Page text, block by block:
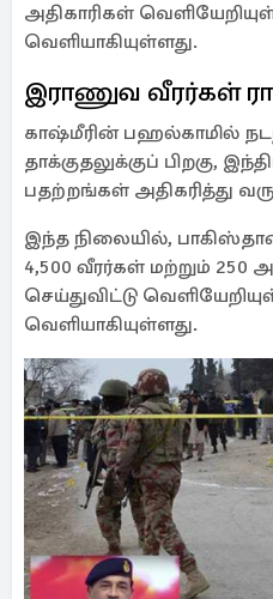
அதிகாரிகள்
வெளியாகியுள்ளது.
இராணுவ வீரர்கள்
காஷ்மீரின் பஹல்காமில்
தாக்குதலுக்குப் பிறகு,
பதற்றங்கள் அதிகரித்து
இந்த நிலையில்,
4,500 வீரர்கள் மற்றும் 250
செய்துவிட்டு
வெளியாகியுள்ளது.